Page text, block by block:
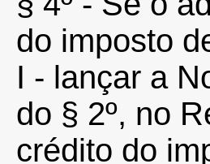
do imposto
I - lançar a
do § 2º, no
crédito do